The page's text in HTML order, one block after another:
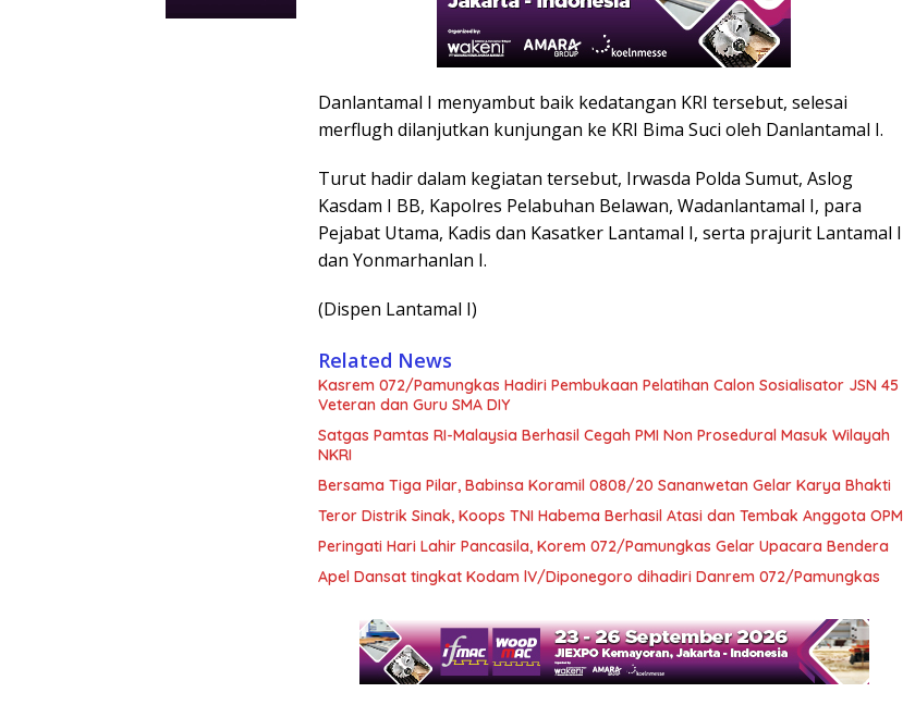
Danlantamal I menyambut baik kedatangan KRI tersebut, selesai
merflugh dilanjutkan kunjungan ke KRI Bima Suci oleh Danlantamal I.
Turut hadir dalam kegiatan tersebut, Irwasda Polda Sumut, Aslog
Kasdam I BB, Kapolres Pelabuhan Belawan, Wadanlantamal I, para
Pejabat Utama, Kadis dan Kasatker Lantamal I, serta prajurit Lantamal I
dan Yonmarhanlan I.
(Dispen Lantamal I)
Related News
Kasrem 072/Pamungkas Hadiri Pembukaan Pelatihan Calon Sosialisator JSN 45
Veteran dan Guru SMA DIY
Satgas Pamtas RI-Malaysia Berhasil Cegah PMI Non Prosedural Masuk Wilayah
NKRI
Bersama Tiga Pilar, Babinsa Koramil 0808/20 Sananwetan Gelar Karya Bhakti
Teror Distrik Sinak, Koops TNI Habema Berhasil Atasi dan Tembak Anggota OPM
Peringati Hari Lahir Pancasila, Korem 072/Pamungkas Gelar Upacara Bendera
Apel Dansat tingkat Kodam lV/Diponegoro dihadiri Danrem 072/Pamungkas